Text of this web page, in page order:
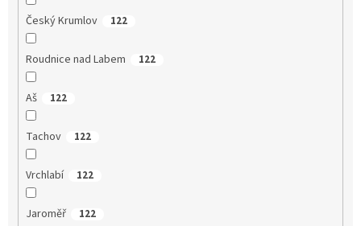
Český Krumlov 122
Roudnice nad Labem 122
Aš 122
Tachov 122
Vrchlabí 122
Jaroměř 122